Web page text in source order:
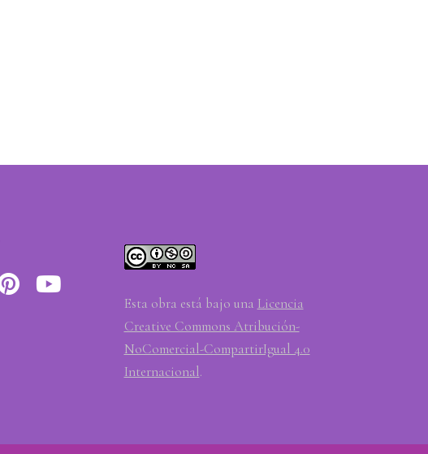
Esta obra está bajo una Licencia
Creative Commons Atribución-
NoComercial-CompartirIgual 4.0
Internacional.